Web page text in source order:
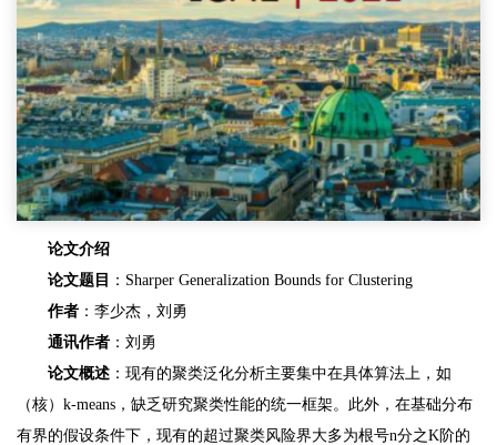
论文介绍
论文题目 ：Sharper Generalization Bounds for Clustering
作者 ：李少杰，刘勇
通讯作者 ：刘勇
论文概述 ：现有的聚类泛化分析主要集中在具体算法上，如
（核）k-means，缺乏研究聚类性能的统一框架。此外，在基础分布
有界的假设条件下，现有的超过聚类风险界大多为根号n分之K阶的